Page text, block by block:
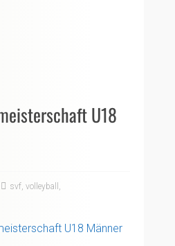
U18
svf, volleyball